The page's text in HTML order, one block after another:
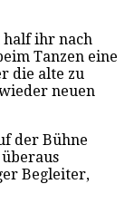
half ihr nach
Tanzen eine
die alte zu
neuen
der Bühne
Begleiter,